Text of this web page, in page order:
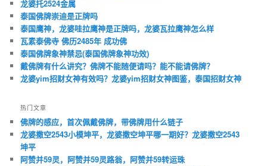
龙婆托2524金属
泰国佛牌崇迪是正牌吗
泰国鹰神，龙婆哇拉鹰神是正牌吗，龙婆瓦拉鹰神怎么样
瓦素泰佛寺 佛历2485年 成功佛
泰国佛牌象神禁忌(泰国佛牌象神功效)
戴佛牌有什么讲究？佛牌不能随便请吗？能不能请佛牌？
龙婆yim招财女神有效吗？龙婆yim招财女神图鉴，泰国招财女神
热门文章
佛牌的感应，首次佩戴佛牌，带佛牌用什么链子
龙婆撒空2543小模坤平，龙婆撒空坤平哪一期好？龙婆撒空2543
坤平
阿赞并59灵，阿赞并59灵路翁，阿赞并59转运珠